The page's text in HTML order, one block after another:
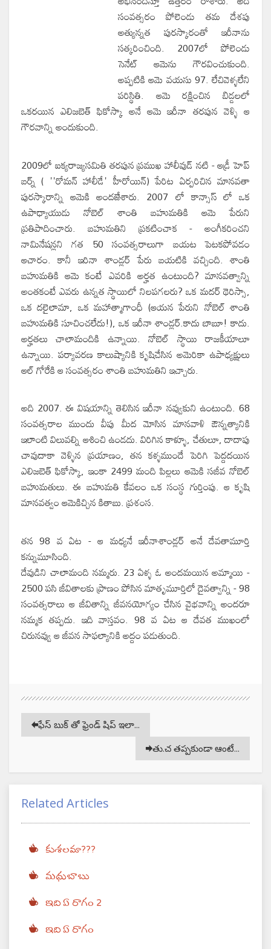
సంవత్సరం పోలెండు తమ దేశపు
అత్యున్నత పురస్కారంతో ఇరీనాను
సత్కరించింది. 2007లో పోలెండు
సెనేట్ ఆమెను గౌరవించుకుంది.
అప్పటికి ఆమె వయసు 97. లేచివెళ్ళలేని
పరిస్థితి. ఆమె రక్షించిన బిడ్డలలో
ఒకరయిన ఎలిజబెత్ ఫికోస్కా అనే ఆమె ఇరీనా తరపున వెళ్ళి ఆ
గౌరవాన్ని అందుకుంది.
2009లో ఐక్యరాజ్యసమితి తరపున ప్రముఖ హాలీవుడ్ నటి - ఆడ్రీ హెప్
బర్న్ ( ''రోమన్ హాలీడే' హీరోయిన్) పేరిట ఏర్పరిచిన మానవతా
పురస్కారాన్ని ఆమెకి అందజేశారు. 2007 లో కాన్సాస్ లో ఒక
ఉపాధ్యాయుడు నోబెల్ శాంతి బహుమతికి ఆమె పేరుని
ప్రతిపాదించారు. బహుమతిని ప్రకటించాక - అంగీకరించని
నామినేషన్లని గత 50 సంవత్సరాలుగా బయట పెటకపోవడం
ఆచారం. కానీ ఇరినా శాండ్లర్ పేరు బయటికి వచ్చింది. శాంతి
బహుమతికి ఆమె కంటే ఎవరికి అర్హత ఉంటుంది? మానవత్వాన్ని
అంతకంటే ఎవరు ఉన్నత స్థాయిలో నిలపగలరు? ఒక మదర్ థెరిస్సా,
ఒక దలైలామా, ఒక మహాత్మాగాంధీ (ఆయన పేరుని నోబెల్ శాంతి
బహుమతికి సూచించలేదు!), ఒక ఇరీనా శాండ్లర్.కాదు బాబూ! కాదు.
అర్హతలు చాలామందికి ఉన్నాయి. నోబెల్ స్థాయి రాజకీయాలూ
ఉన్నాయి. పర్యావరణ కాలుష్యానికి కృషిచేసిన అమెరికా ఉపాధ్యక్షులు
ఆల్ గోరేకి ఆ సంవత్సరం శాంతి బహుమతిని ఇచ్చారు.
అది 2007. ఈ విషయాన్ని తెలిసిన ఇరీనా నవ్వుకుని ఉంటుంది. 68
సంవత్సరాల ముందు వీపు మీద మోసిన మానవాళి ఔన్నత్యానికి
ఇలాంటి విలువల్ని ఆశించి ఉండదు. విరిగిన కాళ్ళూ, చేతులూ, దాదాపు
చావుదాకా వెళ్ళిన ప్రయాణం, తన కళ్ళముందే పెరిగి పెద్దదయిన
ఎలిజబెత్ ఫికోస్కా, ఇంకా 2499 మంది పిల్లలు ఆమెకి సజీవ నోబెల్
బహుమతులు. ఈ బహుమతి కేవలం ఒక సంస్థ గుర్తింపు. ఆ కృషి
మానవత్వం ఆమెకిచ్చిన కితాబు. ప్రశంస.
తన 98 వ ఏట - ఆ మధ్యనే ఇరీనాశాండ్లర్ అనే దేవతామూర్తి
కన్నుమూసింది.
దేవుడిని చాలామంది నమ్మరు. 23 ఏళ్ళ ఓ అందమయిన అమ్మాయి -
2500 పసి జీవితాలకు ప్రాణం పోసిన మాతృమూర్తిలో దైవత్వాన్ని - 98
సంవత్సరాలు ఆ జీవితాన్ని జీవనయోగ్యం చేసిన వైభవాన్ని అందరూ
నమ్మక తప్పదు. ఇది వాస్తవం. 98 వ ఏట ఆ దేవత ముఖంలో
చిరునవ్వు ఆ జీవన సాఫల్యానికి అద్దం పడుతుంది.
ఫేస్ బుక్ తో ఫ్రెండ్ షిప్ ఇలా...
తు.చ తప్పకుండా ఆంటే...
Related Articles
కుశలమా???
మధుబాబు
ఇది ఏ రాగం 2
ఇది ఏ రాగం